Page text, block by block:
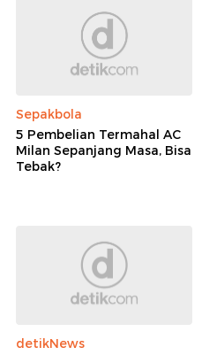
Sepakbola
5 Pembelian Termahal AC
Milan Sepanjang Masa, Bisa
Tebak?
detikNews